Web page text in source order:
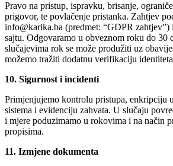
Pravo na pristup, ispravku, brisanje,
prigovor, te povlačenje pristanka. Zahtjev
info@karika.ba (predmet: “GDPR zahtjev”)
sajtu. Odgovaramo u obveznom roku do 30
slučajevima rok se može produžiti uz
možemo tražiti dodatnu verifikaciju
10. Sigurnost i incidenti
Primjenjujemo kontrolu pristupa, enkripciju
sistema i evidenciju zahvata. U slučaju
i mjere poduzimamo u rokovima i na način
propisima.
11. Izmjene dokumenta